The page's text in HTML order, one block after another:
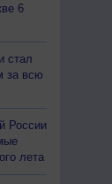
6
стал
за всю
России
лета